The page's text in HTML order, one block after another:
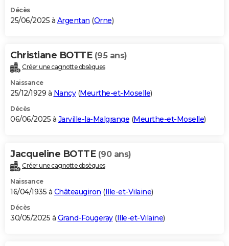
Décès
25/06/2025 à Argentan (Orne)
Christiane BOTTE (95 ans)
Créer une cagnotte obsèques
Naissance
25/12/1929 à Nancy(Meurthe-et-Moselle)
Décès
06/06/2025 à Jarville-la-Malgrange (Meurthe-et-Moselle)
Jacqueline BOTTE (90 ans)
Créer une cagnotte obsèques
Naissance
16/04/1935 à Châteaugiron (Ille-et-Vilaine)
Décès
30/05/2025 à Grand-Fougeray(Ille-et-Vilaine)